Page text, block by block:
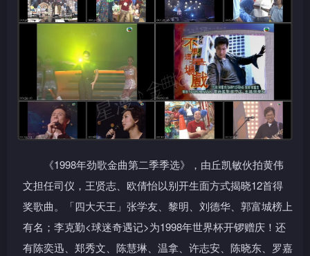
《1998年劲歌金曲第二季季选》，由丘凯敏伙拍黄伟
文担任司仪，王贤志、欧倩怡以别开生面方式揭晓12首得
奖歌曲。「四大天王」张学友、黎明、刘德华、郭富城榜上
有名；李克勤<球迷奇遇记>为1998年世界杯开锣赠庆！还
有陈奕迅、郑秀文、陈慧琳、温拿、许志安、陈晓东、罗嘉